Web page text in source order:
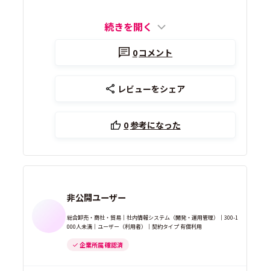
続きを開く
0コメント
レビューをシェア
0参考になった
非公開ユーザー
総合卸売・商社・貿易｜社内情報システム（開発・運用管理）｜300-1
000人未満｜ユーザー（利用者）｜契約タイプ 有償利用
企業所属 確認済